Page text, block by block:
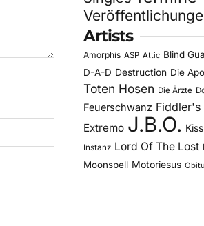
Artists
Amorphis ASP Attic Blind
D-A-D Destruction Die
Toten Hosen Die Ärzte
Feuerschwanz Fiddler's
Extremo J.B.O.
Instanz Lord Of The Lost
Moonspell Motorjesus